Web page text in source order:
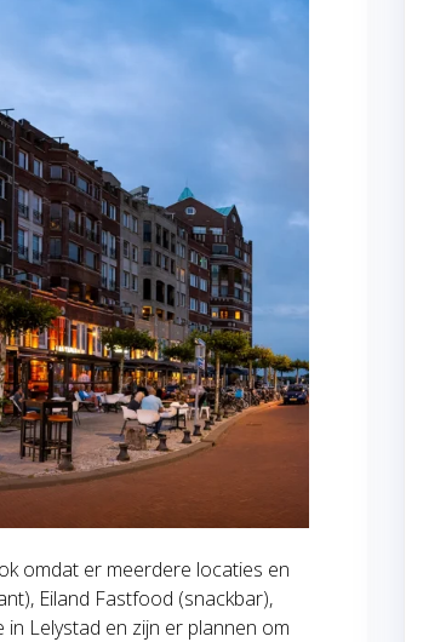
omdat er meerdere locaties en
Eiland Fastfood (snackbar),
Lelystad en zijn er plannen om